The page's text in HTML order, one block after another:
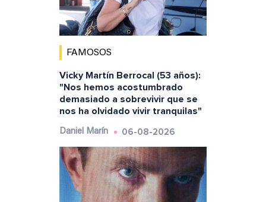
FAMOSOS
Vicky Martín Berrocal (53 años):
"Nos hemos acostumbrado
demasiado a sobrevivir que se
nos ha olvidado vivir tranquilas"
Daniel Marín 06-08-2026